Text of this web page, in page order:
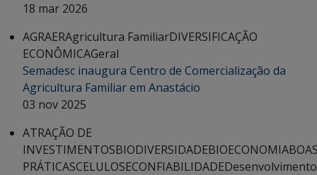
18 mar 2026
AGRAERAgricultura FamiliarDIVERSIFICAÇÃO
ECONÔMICAGeral
Semadesc inaugura Centro de Comercialização da
Agricultura Familiar em Anastácio
03 nov 2025
ATRAÇÃO DE
INVESTIMENTOSBIODIVERSIDADEBIOECONOMIA
PRÁTICASCELULOSECONFIABILIDADEDesenvolvimento